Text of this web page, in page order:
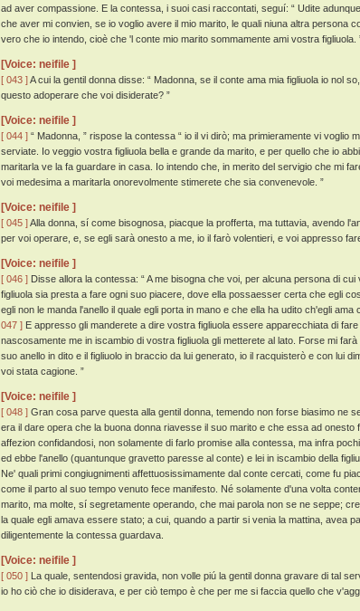
ad aver compassione. E la contessa, i suoi casi raccontati, seguí: “ Udite
che aver mi convien, se io voglio avere il mio marito, le quali niuna altra persona
vero che io intendo, cioè che 'l conte mio marito sommamente ami vostra figliuola.
[Voice: neifile ]
[ 043 ]A cui la gentil donna disse: “ Madonna, se il conte ama mia figliuola io nol
questo adoperare che voi disiderate? ”
[Voice: neifile ]
[ 044 ] “ Madonna, ” rispose la contessa “ io il vi dirò; ma primieramente vi voglio
serviate. Io veggio vostra figliuola bella e grande da marito, e per quello che io
maritarla ve la fa guardare in casa. Io intendo che, in merito del servigio che mi
voi medesima a maritarla onorevolmente stimerete che sia convenevole. ”
[Voice: neifile ]
[ 045 ]Alla donna, sí come bisognosa, piacque la profferta, ma tuttavia, avendo
per voi operare, e, se egli sarà onesto a me, io il farò volentieri, e voi appresso
[Voice: neifile ]
[ 046 ] Disse allora la contessa: “ A me bisogna che voi, per alcuna persona di
figliuola sia presta a fare ogni suo piacere, dove ella possaesser certa che egli
egli non le manda l'anello il quale egli porta in mano e che ella ha udito ch'egli
047 ] E appresso gli manderete a dire vostra figliuola essere apparecchiata di
nascosamente me in iscambio di vostra figliuola gli metterete al lato. Forse mi
suo anello in dito e il figliuolo in braccio da lui generato, io il racquisterò e con lui
voi stata cagione. ”
[Voice: neifile ]
[ 048 ] Gran cosa parve questa alla gentil donna, temendo non forse biasimo ne
era il dare opera che la buona donna riavesse il suo marito e che essa ad
affezion confidandosi, non solamente di farlo promise alla contessa, ma infra
ed ebbe l'anello (quantunque gravetto paresse al conte) e lei in iscambio della
Ne' quali primi congiugnimenti affettuosissimamente dal conte cercati, come fu
come il parto al suo tempo venuto fece manifesto. Né solamente d'una volta
marito, ma molte, sí segretamente operando, che mai parola non se ne seppe;
la quale egli amava essere stato; a cui, quando a partir si venia la mattina, avea
diligentemente la contessa guardava.
[Voice: neifile ]
[ 050 ] La quale, sentendosi gravida, non volle piú la gentil donna gravare di tal
io ho ciò che io disiderava, e per ciò tempo è che per me si faccia quello che